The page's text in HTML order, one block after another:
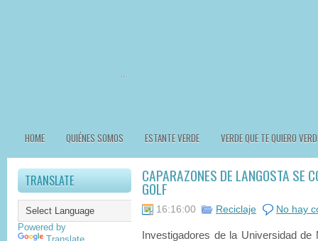
HOME QUIÉNES SOMOS ESTANTE VERDE VERDE QUE TE QUIERO
TRANSLATE
Powered by
CAPARAZONES DE LANGOSTA SE
GOLF
16:16:00 Reciclaje No hay
Investigadores de la Universidad